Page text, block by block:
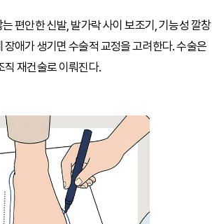
편안한 신발, 발가락 사이 보조기, 기능성 깔창
애가 생기면 수술적 교정을 고려한다. 수술은
직 재건술로 이뤄진다.